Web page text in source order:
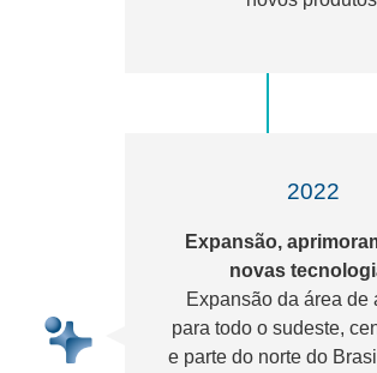
2022
Expansão,
novas
Expansão da área de
para todo o sudeste,
e parte do norte do